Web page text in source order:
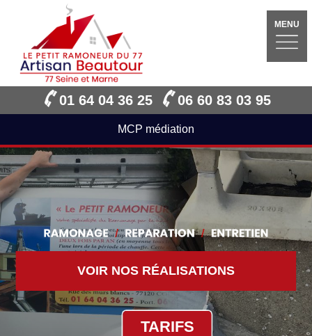
MENU
01 64 04 36 25 06 60 83 03 95
MCP médiation
VOIR NOS RÉALISATIONS
TARIFS